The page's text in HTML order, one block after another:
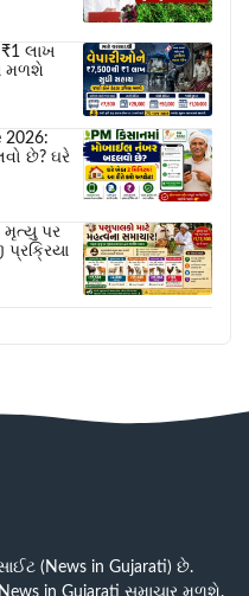
લાખ
મળશે
2026:
છે? ઘરે
મૃત્યુ પર
(News in Gujarati) છે.
in Gujarati સમાચાર મળશે.